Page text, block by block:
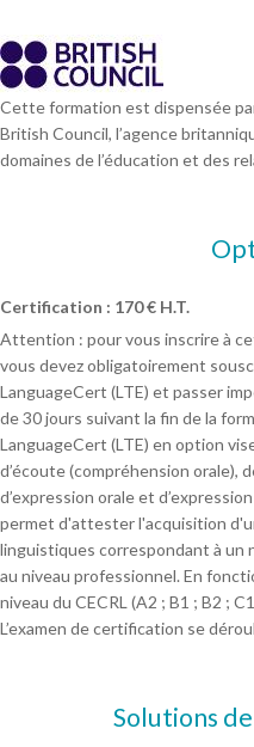
Cette formation est dispensée
British Council, l’agence
domaines de l’éducation et des
Certification : 170 € H.T.
Attention : pour vous inscrire à
vous devez obligatoirement
LanguageCert (LTE) et passer
de 30 jours suivant la fin de la
LanguageCert (LTE) en option
d’écoute (compréhension orale),
d’expression orale et
permet d'attester l'acquisition
linguistiques correspondant à un
au niveau professionnel. En
niveau du CECRL (A2 ; B1 ; B2 ;
L’examen de certification se
Solutions